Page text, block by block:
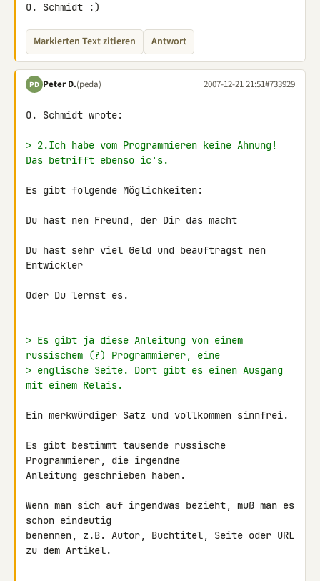
O. Schmidt :)
Markierten Text zitieren Antwort
PD Peter D.(peda) 2007-12-21 21:51#733929
O. Schmidt wrote:
> 2.Ich habe vom Programmieren keine Ahnung!
Das betrifft ebenso ic's.
Es gibt folgende Möglichkeiten:
Du hast nen Freund, der Dir das macht
Du hast sehr viel Geld und beauftragst nen
Entwickler
Oder Du lernst es.
> Es gibt ja diese Anleitung von einem
russischem (?) Programmierer, eine
> englische Seite. Dort gibt es einen Ausgang
mit einem Relais.
Ein merkwürdiger Satz und vollkommen sinnfrei.
Es gibt bestimmt tausende russische
Programmierer, die irgendne
Anleitung geschrieben haben.
Wenn man sich auf irgendwas bezieht, muß man es
schon eindeutig
benennen, z.B. Autor, Buchtitel, Seite oder URL
zu dem Artikel.